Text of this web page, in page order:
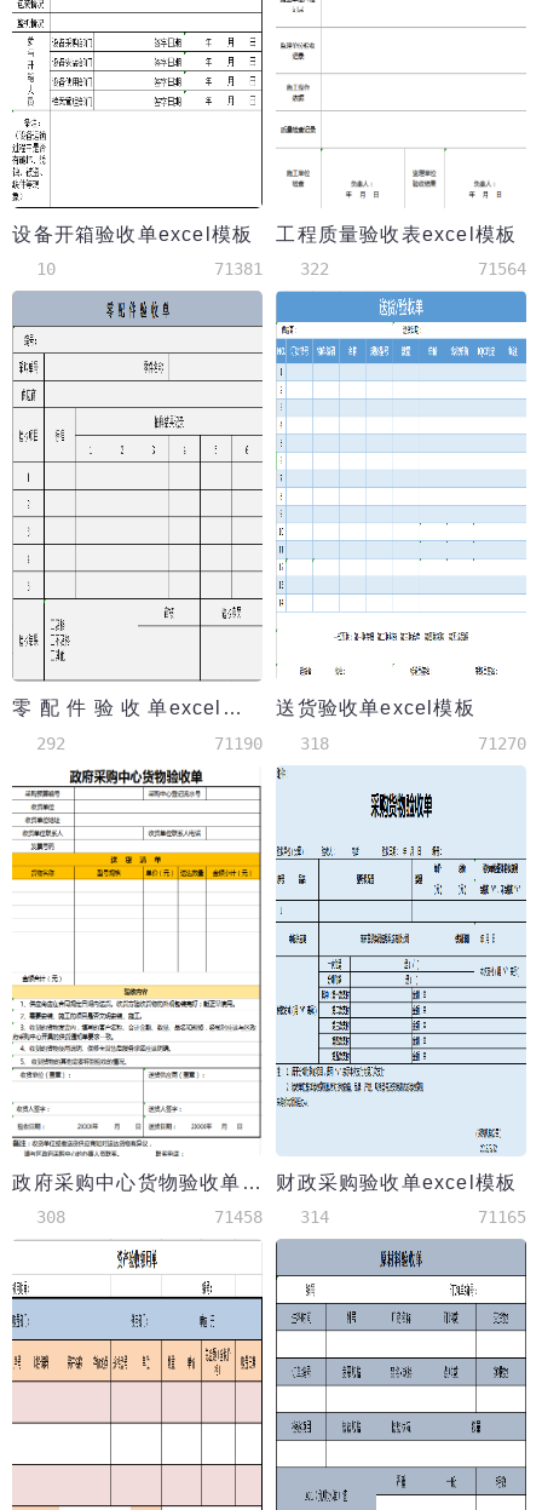
设备开箱验收单excel模板
10 71381
工程质量验收表excel模板
322 71564
零 配 件 验 收 单excel模板
292 71190
送货验收单excel模板
318 71270
政府采购中心货物验收单EXCEL表格模板
308 71458
财政采购验收单excel模板
314 71165